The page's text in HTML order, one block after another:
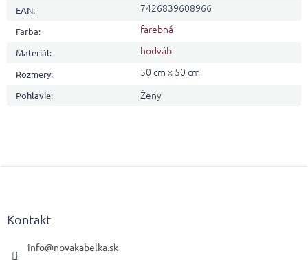
EAN: 7426839608966
Farba: farebná
Materiál: hodváb
Rozmery: 50 cm x 50 cm
Pohlavie: Ženy
Kontakt
info@novakabelka.sk